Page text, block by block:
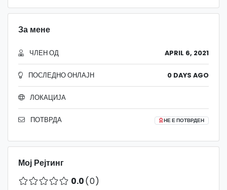
За мене
ЧЛЕН ОД APRIL 6, 2021
ПОСЛЕДНО ОНЛАЈН 0 DAYS AGO
ЛОКАЦИЈА
ПОТВРДА НЕ Е ПОТВРДЕН
Мој Рејтинг
0.0(0)